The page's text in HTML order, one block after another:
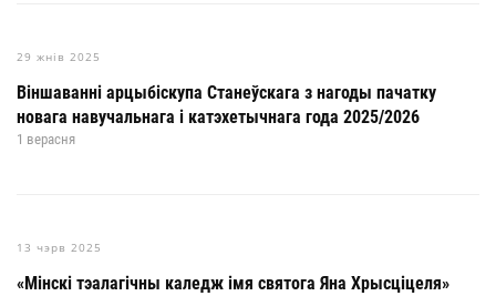
29 жнів 2025
Віншаванні арцыбіскупа Станеўскага з нагоды пачатку
новага навучальнага і катэхетычнага года 2025/2026
1 верасня
13 чэрв 2025
«Мінскі тэалагічны каледж імя святога Яна Хрысціцеля»